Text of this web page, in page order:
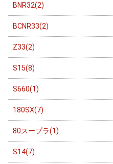
BNR32(2)
BCNR33(2)
Z33(2)
S15(8)
S660(1)
180SX(7)
80スープラ(1)
S14(7)